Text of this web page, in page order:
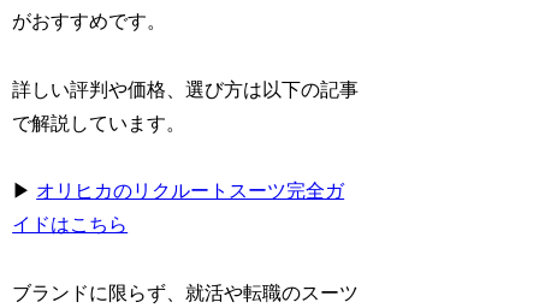
がおすすめです。
詳しい評判や価格、選び方は以下の記事
で解説しています。
▶ オリヒカのリクルートスーツ完全ガ
イドはこちら
ブランドに限らず、就活や転職のスーツ